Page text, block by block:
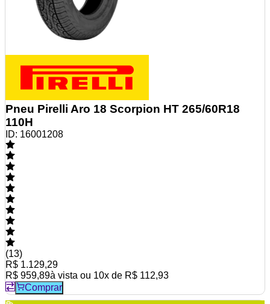
Pneu Pirelli Aro 18 Scorpion HT 265/60R18
110H
ID: 16001208
(13)
R$ 1.129,29
R$ 959,89à vista ou 10x de R$ 112,93
Comprar